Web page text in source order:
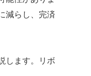
減らし、完済
します。リボ